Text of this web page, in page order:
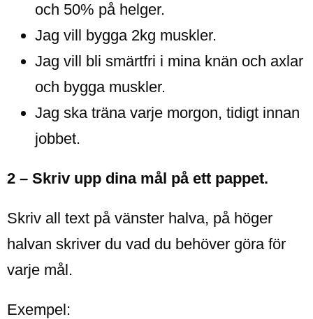
och 50% på helger.
Jag vill bygga 2kg muskler.
Jag vill bli smärtfri i mina knän och axlar
och bygga muskler.
Jag ska träna varje morgon, tidigt innan
jobbet.
2 – Skriv upp dina mål på ett pappet.
Skriv all text på vänster halva, på höger
halvan skriver du vad du behöver göra för
varje mål.
Exempel: